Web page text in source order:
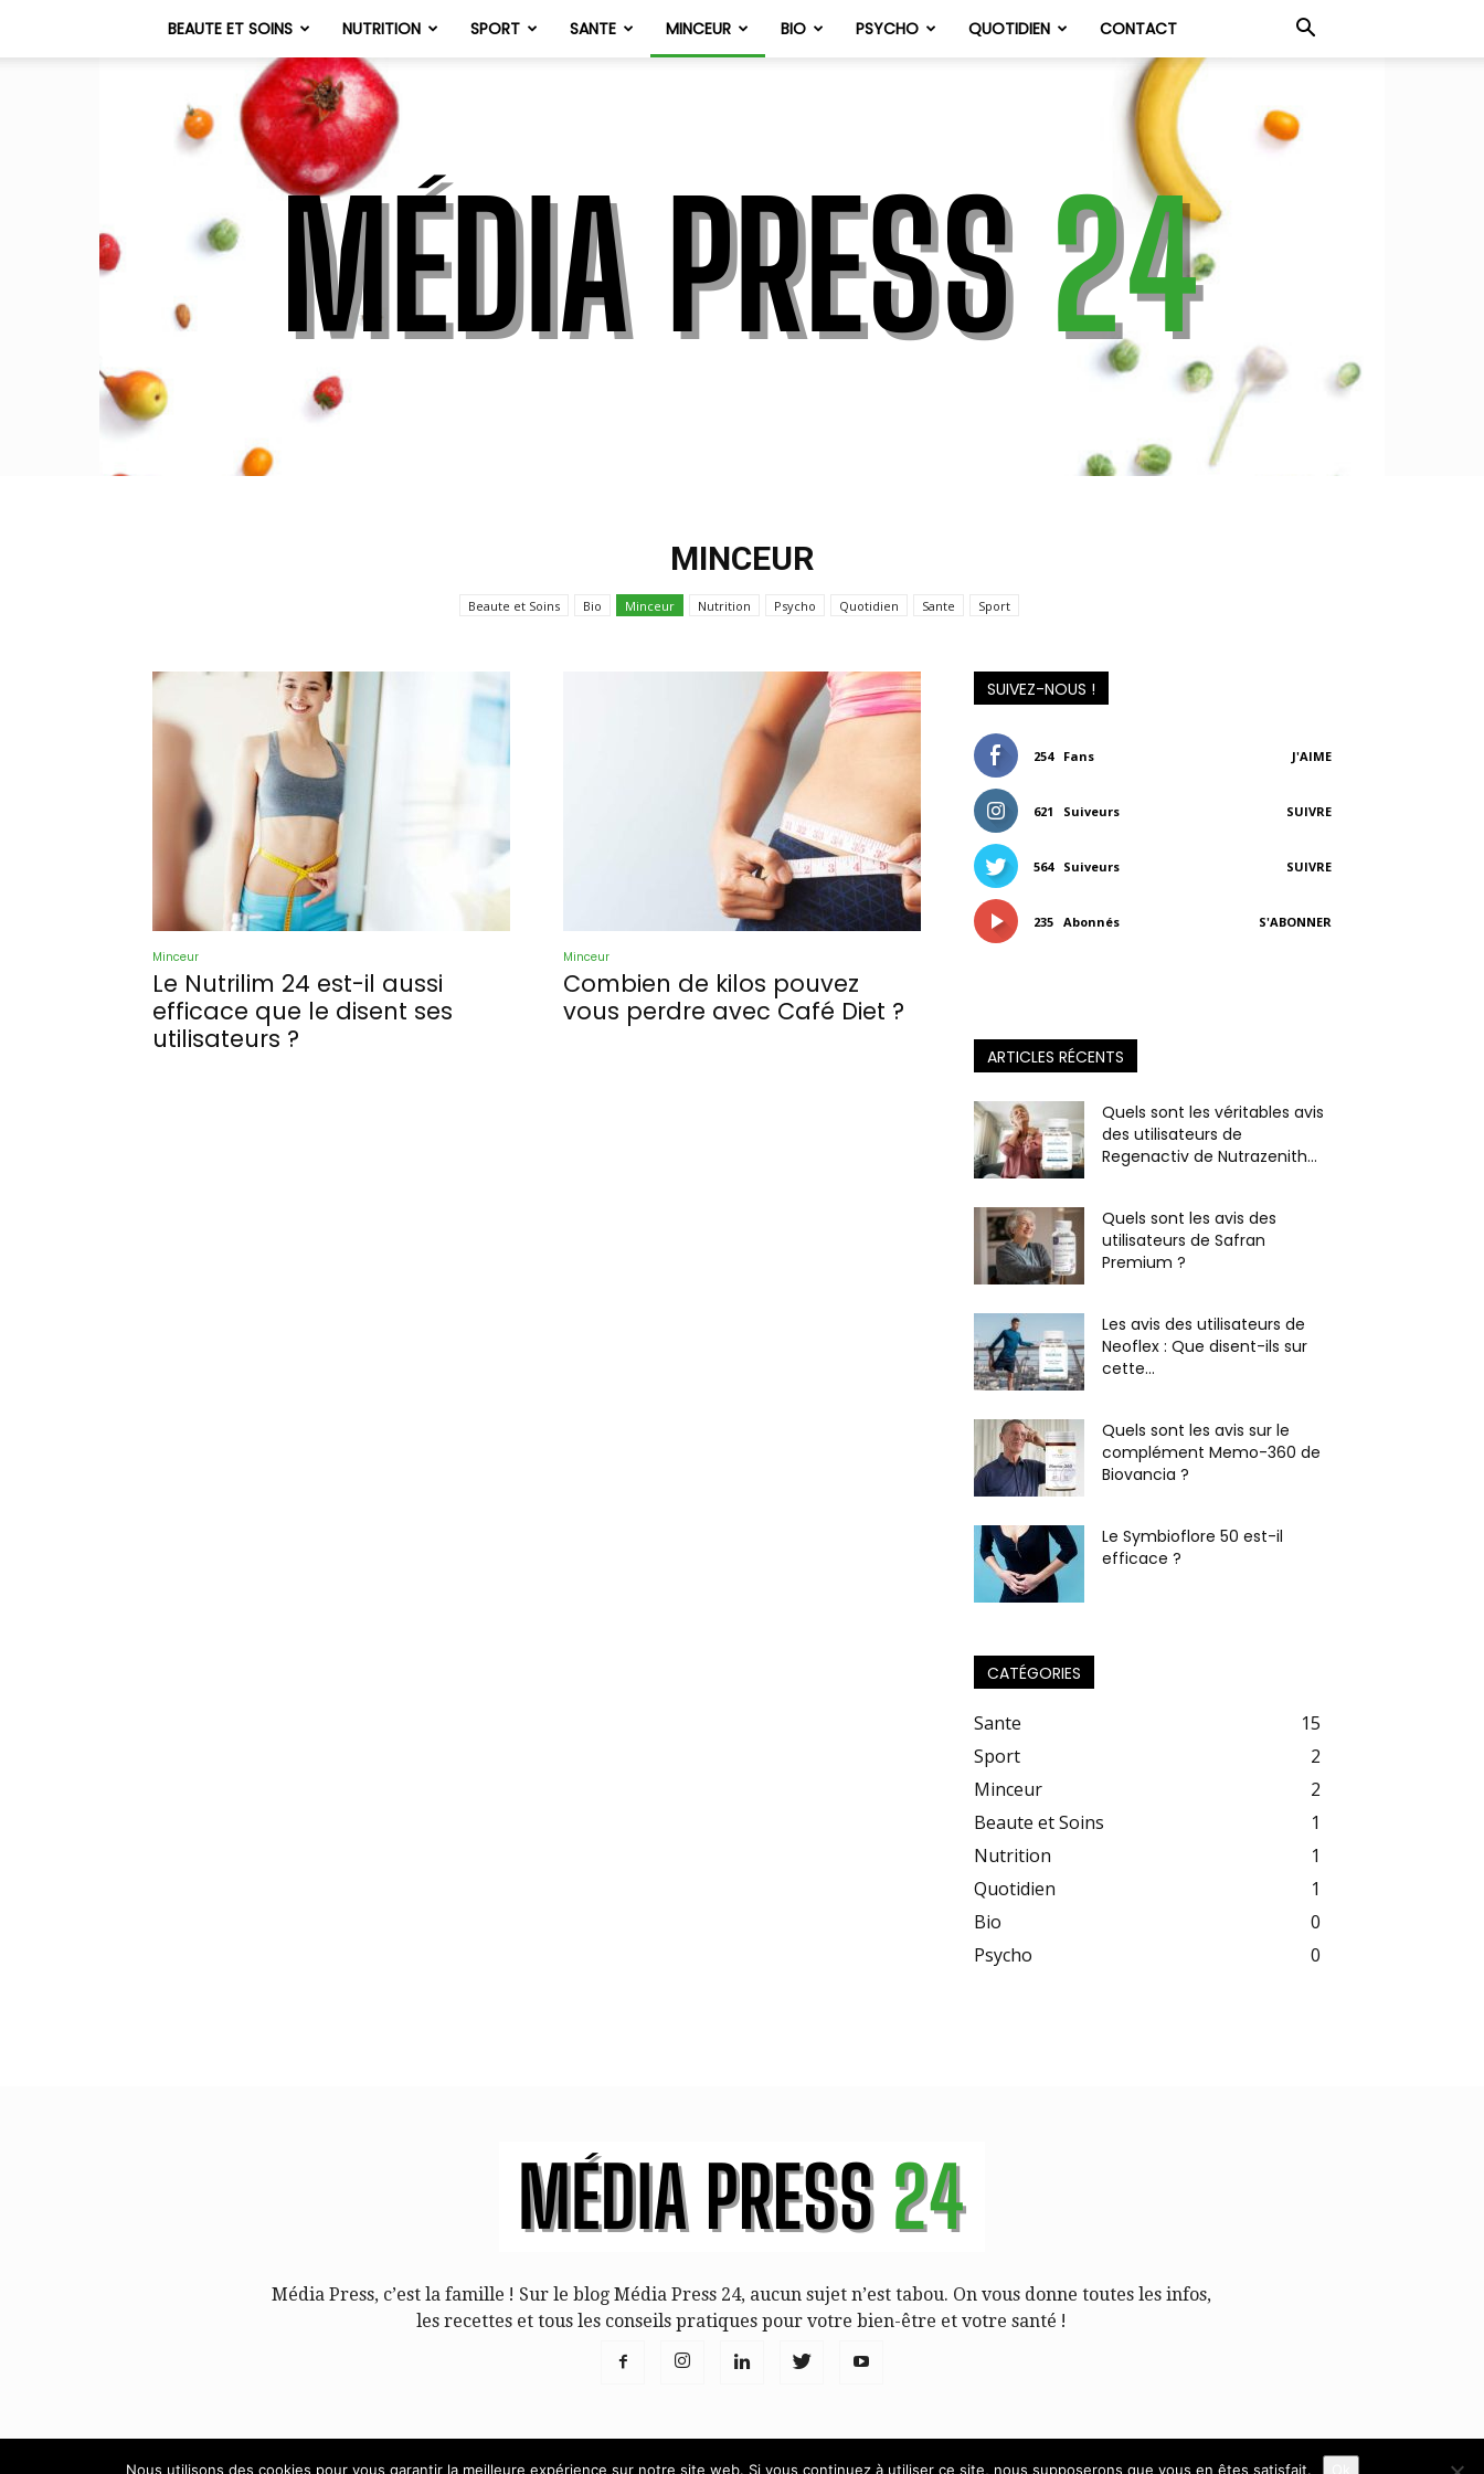
BEAUTE ET SOINS NUTRITION SPORT SANTE MINCEUR BIO PSYCHO QUOTIDIEN CONTACT
Media
Press
24
MINCEUR
Beaute et Soins Bio Minceur Nutrition Psycho Quotidien Sante Sport
Minceur
Le Nutrilim 24 est-il aussi
efficace que le disent ses
utilisateurs ?
Minceur
Combien de kilos pouvez
vous perdre avec Café Diet ?
SUIVEZ-NOUS !
254 Fans J'AIME
621 Suiveurs SUIVRE
564 Suiveurs SUIVRE
235 Abonnés S'ABONNER
ARTICLES RÉCENTS
Quels sont les véritables avis
des utilisateurs de
Regenactiv de Nutrazenith...
Quels sont les avis des
utilisateurs de Safran
Premium ?
Les avis des utilisateurs de
Neoflex : Que disent-ils sur
cette...
Quels sont les avis sur le
complément Memo-360 de
Biovancia ?
Le Symbioflore 50 est-il
efficace ?
CATÉGORIES
Sante
15
Sport
2
Minceur
2
Beaute et Soins
1
Nutrition
1
Quotidien
1
Bio
0
Psycho
0
Média Press, c’est la famille ! Sur le blog Média Press 24, aucun sujet n’est tabou. On vous donne toutes les infos,
les recettes et tous les conseils pratiques pour votre bien-être et votre santé !
Nous utilisons des cookies pour vous garantir la meilleure expérience sur notre site web. Si vous continuez à utiliser ce site, nous supposerons que vous en êtes satisfait.